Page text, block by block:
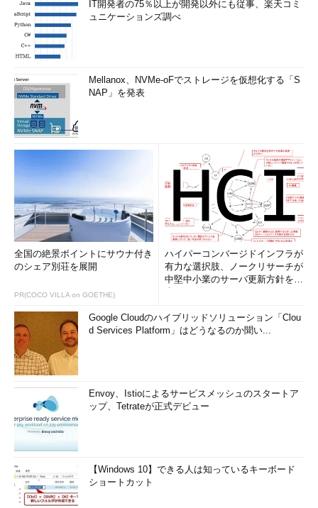
IT開発者の75％以上が開発以外にも従事、楽天コミ
ュニケーションズ調べ
Mellanox、NVMe-oFでストレージを仮想化する「S
NAP」を発表
全国の絶景ポイントにサウナ付き
のシェア別荘を展開
PR(COCO VILLA on GOETHE)
ハイパーコンバージドインフラが
有力な選択肢、ノークリサーチが
中堅中小業のサーバ更新方針を調
Google Cloudのハイブリッドソリューション「Clou
d Services Platform」はどうなるのか聞い...
Envoy、Istioによるサービスメッシュのスタートア
ップ、Tetrateが正式デビュー
【Windows 10】できる人は知っているキーボード
ショートカット